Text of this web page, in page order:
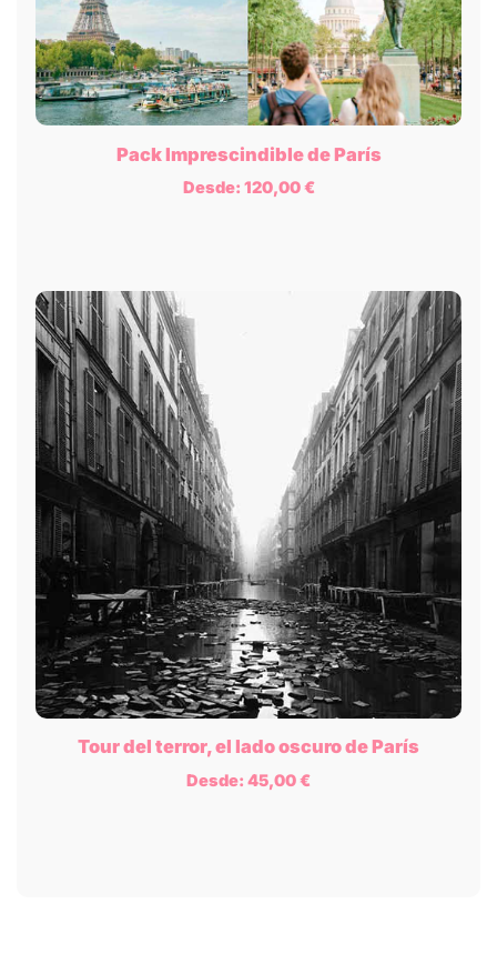
Pack Imprescindible de París
Desde: 120,00€
Tour del terror, el lado oscuro de París
Desde: 45,00€